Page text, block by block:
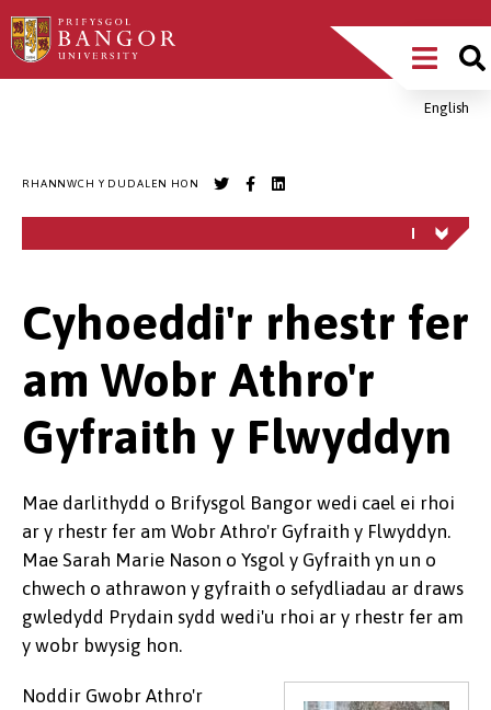
Sgipiwch
i’r
Main
MenuEnglish
RHANNWCH Y DUDALEN HON
Cyhoeddi'r rhestr fer
am Wobr Athro'r
Gyfraith y Flwyddyn
Mae darlithydd o Brifysgol Bangor wedi cael ei rhoi
ar y rhestr fer am Wobr Athro'r Gyfraith y Flwyddyn.
Mae Sarah Marie Nason o Ysgol y Gyfraith yn un o
chwech o athrawon y gyfraith o sefydliadau ar draws
gwledydd Prydain sydd wedi'u rhoi ar y rhestr fer am
y wobr bwysig hon.
Noddir Gwobr Athro'r